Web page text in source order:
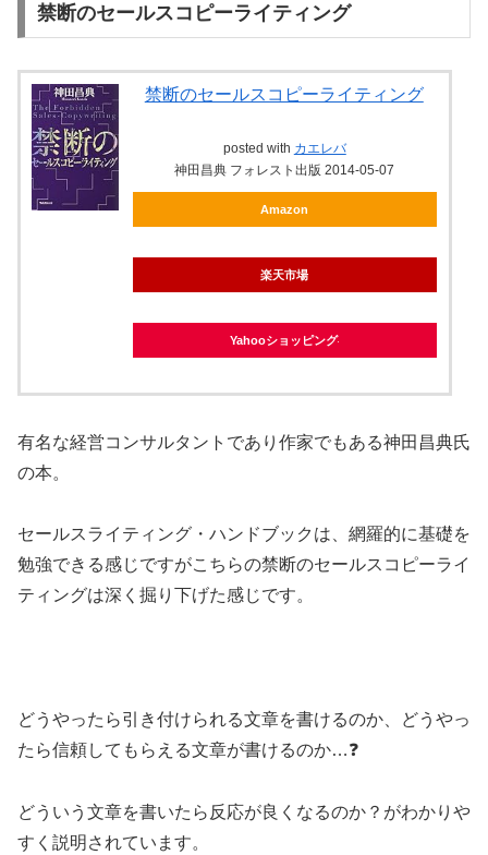
禁断のセールスコピーライティング
禁断のセールスコピーライティング
posted with カエレバ
神田昌典 フォレスト出版 2014-05-07
Amazon
楽天市場
Yahooショッピング
有名な経営コンサルタントであり作家でもある神田昌典氏
の本。
セールスライティング・ハンドブックは、網羅的に基礎を
勉強できる感じですがこちらの禁断のセールスコピーライ
ティングは深く掘り下げた感じです。
どうやったら引き付けられる文章を書けるのか、どうやっ
たら信頼してもらえる文章が書けるのか…❓
どういう文章を書いたら反応が良くなるのか？がわかりや
すく説明されています。